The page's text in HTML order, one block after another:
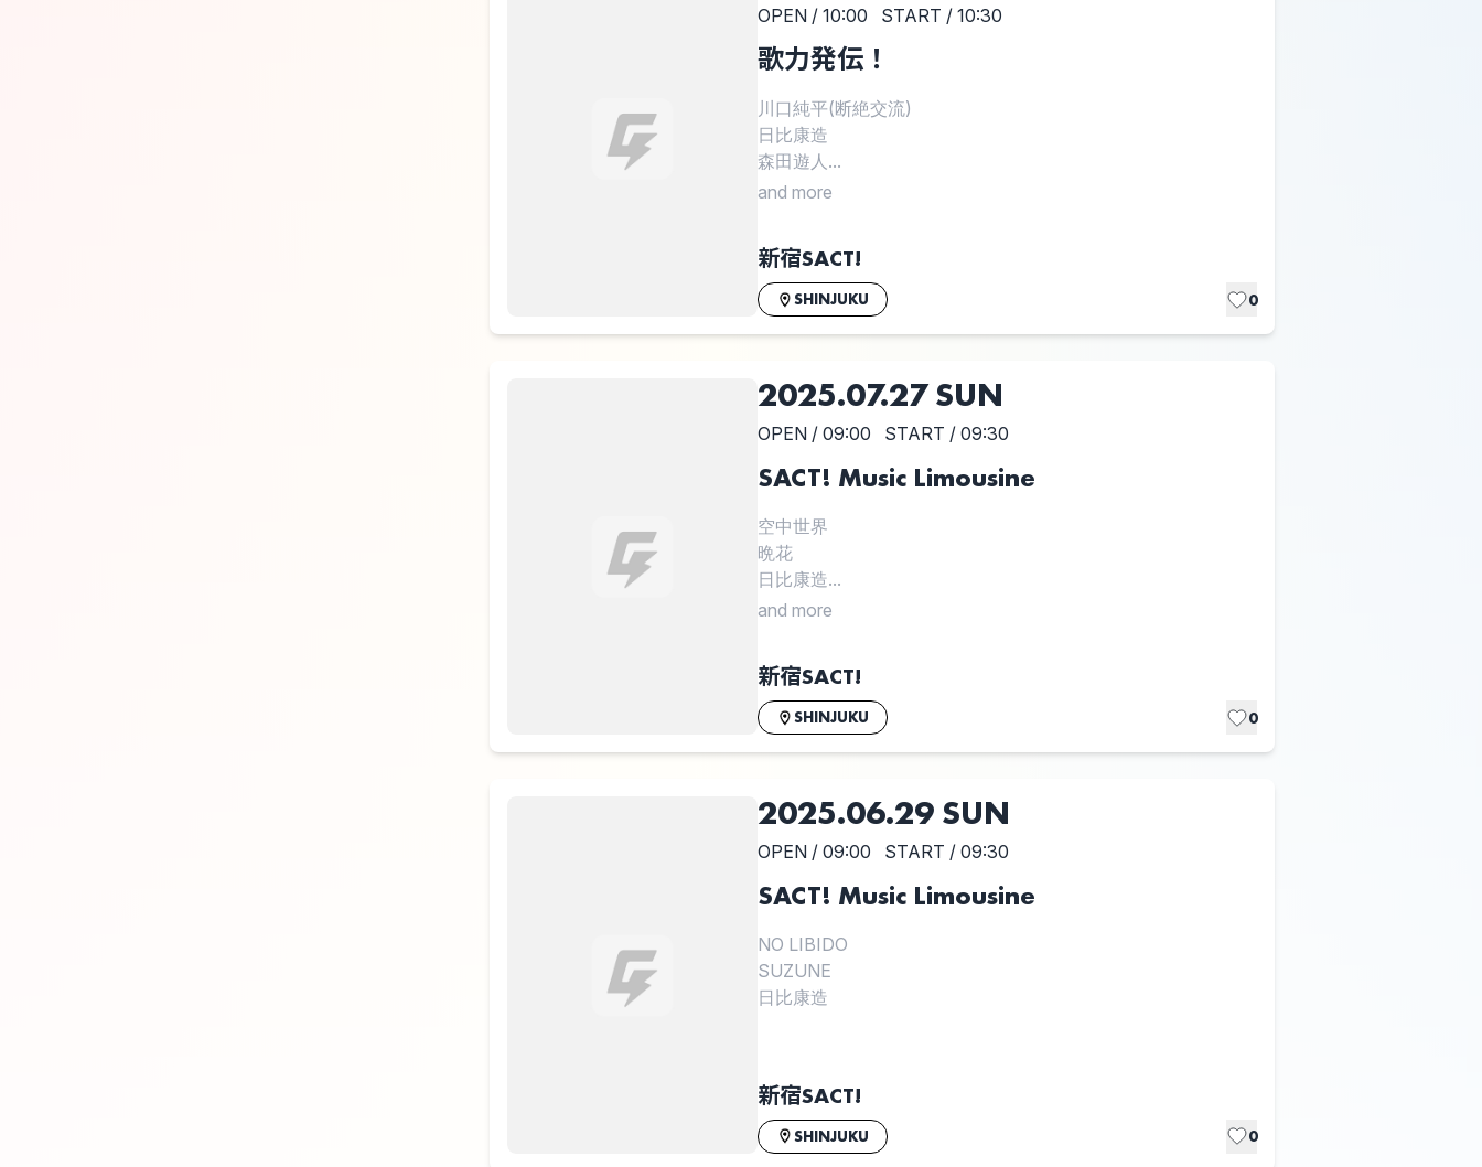
OPEN / 10:00 START / 10:30
歌力発伝！
川口純平(断絶交流)
日比康造
森田遊人...
and more
新宿SACT!
SHINJUKU 0
2025.07.27 SUN
OPEN / 09:00 START / 09:30
SACT! Music Limousine
空中世界
晩花
日比康造...
and more
新宿SACT!
SHINJUKU 0
2025.06.29 SUN
OPEN / 09:00 START / 09:30
SACT! Music Limousine
NO LIBIDO
SUZUNE
日比康造
新宿SACT!
SHINJUKU 0